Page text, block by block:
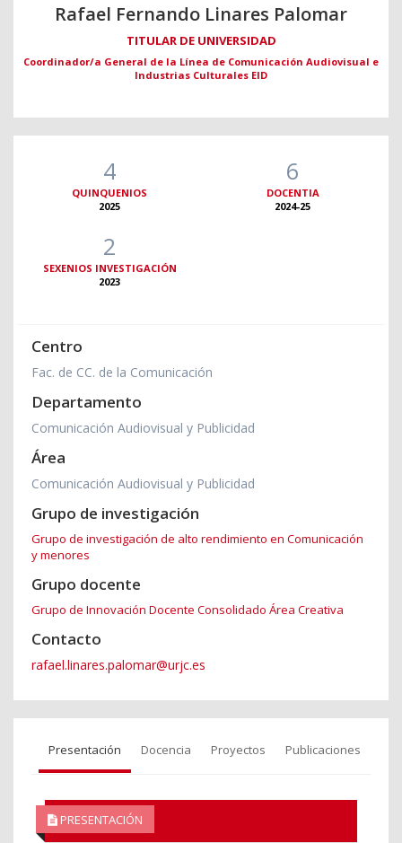
Rafael Fernando Linares Palomar
TITULAR DE UNIVERSIDAD
Coordinador/a General de la Línea de Comunicación Audiovisual e
Industrias Culturales EID
4
QUINQUENIOS
2025
6
DOCENTIA
2024-25
2
SEXENIOS INVESTIGACIÓN
2023
Centro
Fac. de CC. de la Comunicación
Departamento
Comunicación Audiovisual y Publicidad
Área
Comunicación Audiovisual y Publicidad
Grupo de investigación
Grupo de investigación de alto rendimiento en Comunicación
y menores
Grupo docente
Grupo de Innovación Docente Consolidado Área Creativa
Contacto
rafael.linares.palomar@urjc.es
Presentación Docencia Proyectos Publicaciones
PRESENTACIÓN